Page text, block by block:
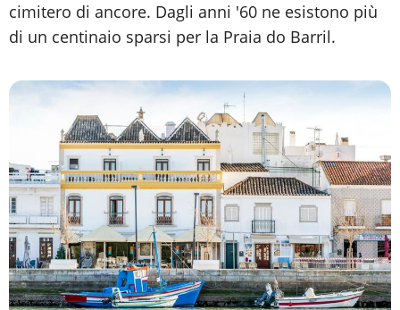
cimitero di ancore. Dagli anni '60 ne esistono più
di un centinaio sparsi per la Praia do Barril.